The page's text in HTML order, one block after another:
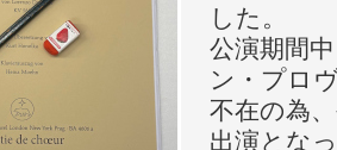
した。
公演期間
ン・プロ
不在の為
出演とな